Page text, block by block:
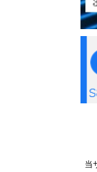
当